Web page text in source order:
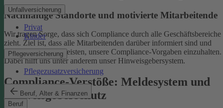
Unfallversicherung
Privat
Kinder
Pflegeversicherung
Pflegezusatzversicherung
Beruf, Alter & Finanzen
Beruf
Nachhaltige Standorte und motivierte Mitarbeitende
Wir tragen Sorge, dass sich Compliance durch alle Geschäftsbereiche
zieht. Ziel ist, dass alle Mitarbeitenden darüber informiert sind und
einen Beitrag dazu leisten, unsere Compliance-Vorgaben einzuhalten.
Dabei hilft uns unter anderem unser Hinweisgebersystem.
Compliance-Verstöße: Meldesystem und
Hinweisgeberschutz